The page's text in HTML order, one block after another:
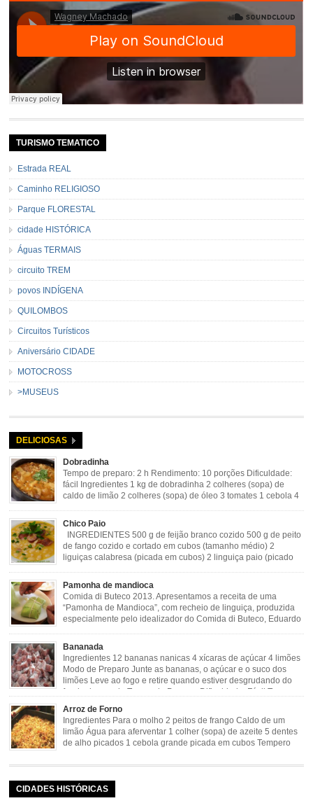
TURISMO TEMATICO
Estrada REAL
Caminho RELIGIOSO
Parque FLORESTAL
cidade HISTÓRICA
Águas TERMAIS
circuito TREM
povos INDÍGENA
QUILOMBOS
Circuitos Turísticos
Aniversário CIDADE
MOTOCROSS
>MUSEUS
DELICIOSAS
Dobradinha
Tempo de preparo: 2 h Rendimento: 10 porções Dificuldade:
fácil Ingredientes 1 kg de dobradinha 2 colheres (sopa) de
caldo de limão 2 colheres (sopa) de óleo 3 tomates 1 cebola 4
gosto Modo de Preparo: Lavar muito bem a dobradinha com limão. Deixar de
molho […]
Chico Paio
INGREDIENTES 500 g de feijão branco cozido 500 g de peito
de fango cozido e cortado em cubos (tamanho médio) 2
liguiças calabresa (picada em cubos) 2 linguiça paio (picado
verde 2 dentes de alho amassado 3 colheres de óleo 2 […]
Pamonha de mandioca
Comida di Buteco 2013. Apresentamos a receita de uma
“Pamonha de Mandioca”, com recheio de linguiça, produzida
especialmente pelo idealizador do Comida di Buteco, Eduardo
cebola picadinha 100gr de mandioca crua ralada e espremida 1 colher café
de manteiga 35ml de leite Palha de milho verde 1 […]
Bananada
Ingredientes 12 bananas nanicas 4 xícaras de açúcar 4 limões
Modo de Preparo Junte as bananas, o açúcar e o suco dos
limões Leve ao fogo e retire quando estiver desgrudando do
fundo da panela Tempo de Preparo Dificuldade: Fácil Tempo
de Preparo: 40 minutos http://eusoumineirouaiso.com.br/culinaria-
mineira/bananada#tempo-de-preparo
Arroz de Forno
Ingredientes Para o molho 2 peitos de frango Caldo de um
limão Água para aferventar 1 colher (sopa) de azeite 5 dentes
de alho picados 1 cebola grande picada em cubos Tempero
pele e sem sementes 1 pitada de noz moscada Salsa e cebolinha Pimenta
CIDADES HISTÓRICAS